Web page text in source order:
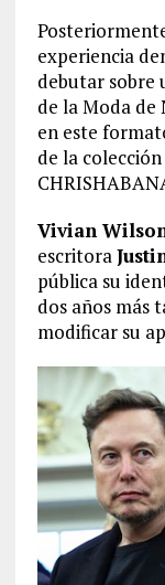
experiencia
debutar sobre
de la Moda de
en este
de la
Vivian
escritora
pública su
dos años más
modificar su